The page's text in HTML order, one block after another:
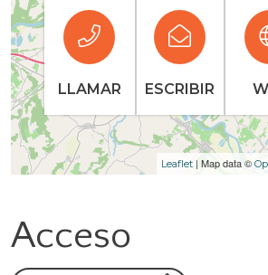
Leaflet | Map data ©
LLAMAR ESCRIBIR
Acceso